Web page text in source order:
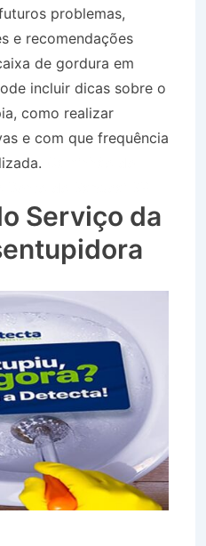
problemas,
e recomendações
de gordura em
incluir dicas sobre o
como realizar
e com que frequência
Serviço da